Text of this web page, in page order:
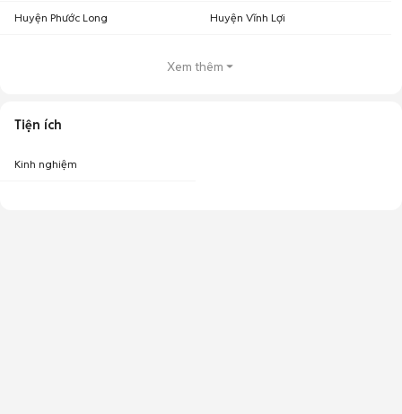
Huyện Phước Long Huyện Vĩnh Lợi
Xem thêm
Tiện ích
Kinh nghiệm